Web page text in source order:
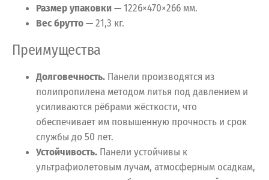
Размер упаковки —1226×470×266 мм.
Вес брутто —21,3 кг.
Преимущества
Долговечность. Панели производятся из
полипропилена методом литья под давлением и
усиливаются рёбрами жёсткости, что
обеспечивает им повышенную прочность и срок
службы до 50 лет.
Устойчивость. Панели устойчивы к
ультрафиолетовым лучам, атмосферным осадкам,